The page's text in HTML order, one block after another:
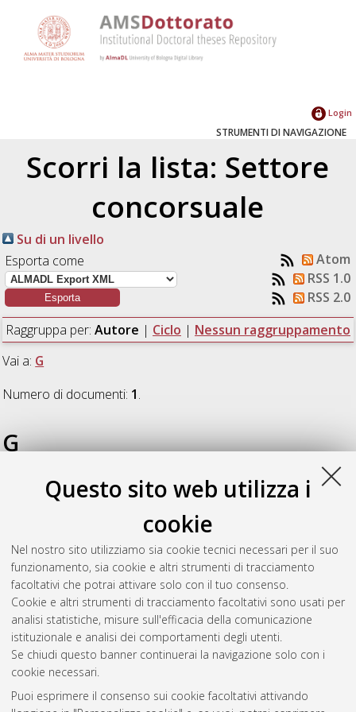
Questo sito web utilizza i
cookie
Nel nostro sito utilizziamo sia cookie tecnici necessari per il suo
funzionamento, sia cookie e altri strumenti di tracciamento
facoltativi che potrai attivare solo con il tuo consenso.
Cookie e altri strumenti di tracciamento facoltativi sono usati per
analisi statistiche, misure sull'efficacia della comunicazione
istituzionale e analisi dei comportamenti degli utenti.
Se chiudi questo banner continuerai la navigazione solo con i
cookie necessari.
Puoi esprimere il consenso sui cookie facoltativi attivando
Login
STRUMENTI DI NAVIGAZIONE
Scorri la lista: Settore
concorsuale
Su di un livello
Esporta come
Atom
RSS 1.0
RSS 2.0
Raggruppa per: Autore | Ciclo | Nessun raggruppamento
Vai a: G
Numero di documenti: 1.
G
Giorgetti, Arianna(2024)Study of the urinary biomarkers of
synthetic cannabinoid receptor agonists (SCRAs) for the forensic
unequivocal proof of consumption: medico-legal implications
, [Dissertation thesis], Alma Mater
Studiorum Università di Bologna. Dottorato di ricerca in
Scienze mediche generali e scienze dei servizi, 36 Ciclo. DOI
10.48676/unibo/amsdottorato/11257.
Questa lista e' stata generata ilFri Aug 7 20:35:46 2026 CEST
Atom
Rss 1.0